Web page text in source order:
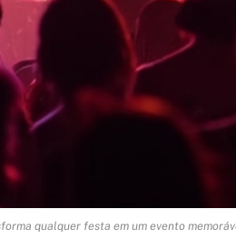
qualquer festa em um evento